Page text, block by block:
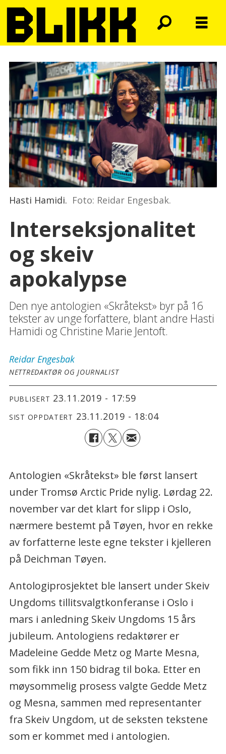
Hasti Hamidi. Foto: Reidar Engesbak.
Interseksjonalitet
og skeiv
apokalypse
Den nye antologien «Skråtekst» byr på 16
tekster av unge forfattere, blant andre Hasti
Hamidi og Christine Marie Jentoft.
Reidar Engesbak
NETTREDAKTØR OG JOURNALIST
PUBLISERT 23.11.2019 - 17:59
SIST OPPDATERT 23.11.2019 - 18:04
Antologien «Skråtekst» ble først lansert
under Tromsø Arctic Pride nylig. Lørdag 22.
november var det klart for slipp i Oslo,
nærmere bestemt på Tøyen, hvor en rekke
av forfatterne leste egne tekster i kjelleren
på Deichman Tøyen.
Antologiprosjektet ble lansert under Skeiv
Ungdoms tillitsvalgtkonferanse i Oslo i
mars i anledning Skeiv Ungdoms 15 års
jubileum. Antologiens redaktører er
Madeleine Gedde Metz og Marte Mesna,
som fikk inn 150 bidrag til boka. Etter en
møysommelig prosess valgte Gedde Metz
og Mesna, sammen med representanter
fra Skeiv Ungdom, ut de seksten tekstene
som er kommet med i antologien.